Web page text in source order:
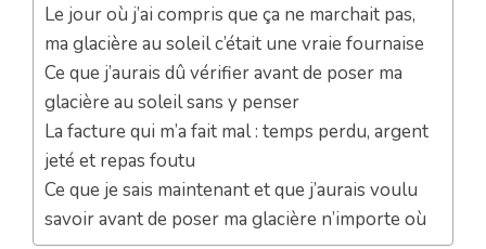
Le jour où j’ai compris que ça ne marchait pas,
ma glacière au soleil c’était une vraie fournaise
Ce que j’aurais dû vérifier avant de poser ma
glacière au soleil sans y penser
La facture qui m’a fait mal : temps perdu, argent
jeté et repas foutu
Ce que je sais maintenant et que j’aurais voulu
savoir avant de poser ma glacière n’importe où